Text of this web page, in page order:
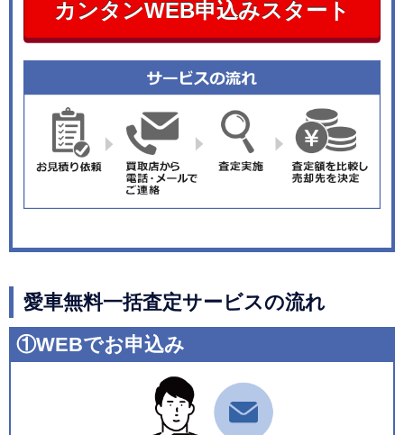
カンタンWEB申込みスタート
愛車無料一括査定サービスの流れ
①WEBでお申込み